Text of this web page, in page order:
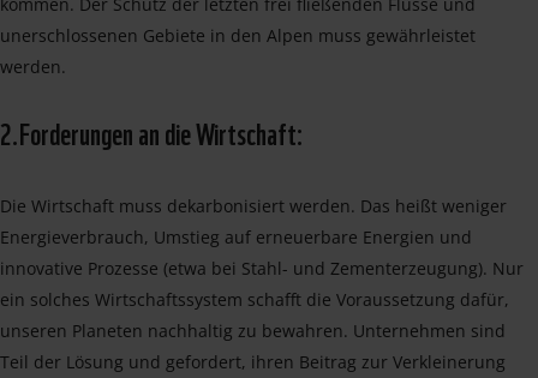
unerschlossenen Gebiete in den Alpen muss gewährleistet
werden.
2.Forderungen an die Wirtschaft:
Die Wirtschaft muss dekarbonisiert werden. Das heißt weniger
Energieverbrauch, Umstieg auf erneuerbare Energien und
innovative Prozesse (etwa bei Stahl- und Zementerzeugung). Nur
ein solches Wirtschaftssystem schafft die Voraussetzung dafür,
unseren Planeten nachhaltig zu bewahren. Unternehmen sind
Teil der Lösung und gefordert, ihren Beitrag zur Verkleinerung